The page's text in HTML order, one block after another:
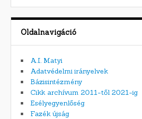
Oldalnavigáció
A.I. Matyi
Adatvédelmi irányelvek
Bázisintézmény
Cikk archívum 2011-től 2021-ig
Esélyegyenlőség
Fazék újság